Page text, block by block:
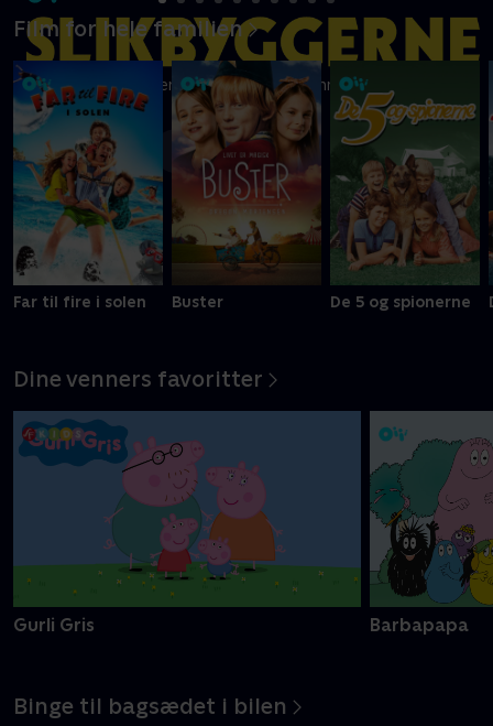
Ni kreative børn kæmper om at blive Danmarks vildeste
slikbygger
Mere info
Film for hele familien
Far til fire i solen Buster De 5 og spionerne
Dine venners favoritter
Gurli Gris Barbapapa
Binge til bagsædet i bilen